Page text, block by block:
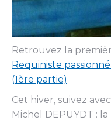
Retrouvez la
Requiniste
(1ère partie)
Cet hiver, suivez
Michel DEPUYDT :